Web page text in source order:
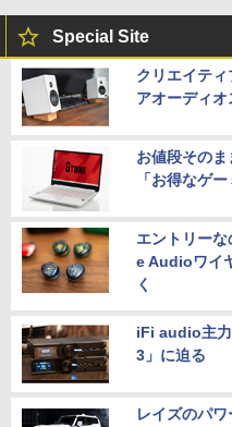
Special Site
クリエイテ
アオーディオ
お値段その
「お得なゲ
エントリー
e Audioワイ
く
iFi audio主
3」に迫る
レイズのパ